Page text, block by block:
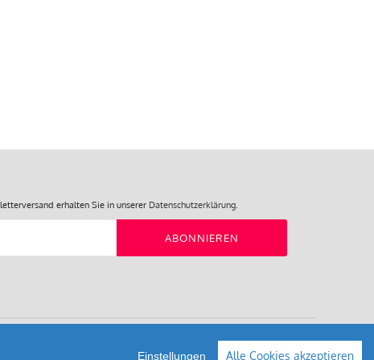
erhalten Sie in unserer Datenschutzerklärung.
ABONNIEREN
Einstellungen Alle Cookies akzeptieren